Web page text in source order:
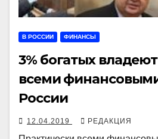
В РОССИИ ФИНАНСЫ
3% богатых
всеми
России
12.04.2019 РЕДАКЦИЯ